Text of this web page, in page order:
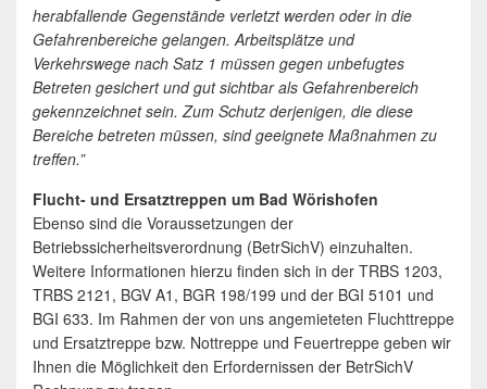
herabfallende Gegenstände verletzt werden oder in die
Gefahrenbereiche gelangen. Arbeitsplätze und
Verkehrswege nach Satz 1 müssen gegen unbefugtes
Betreten gesichert und gut sichtbar als Gefahrenbereich
gekennzeichnet sein. Zum Schutz derjenigen, die diese
Bereiche betreten müssen, sind geeignete Maßnahmen zu
treffen.”
Flucht- und Ersatztreppen um Bad Wörishofen
Ebenso sind die Voraussetzungen der
Betriebssicherheitsverordnung (BetrSichV) einzuhalten.
Weitere Informationen hierzu finden sich in der TRBS 1203,
TRBS 2121, BGV A1, BGR 198/199 und der BGI 5101 und
BGI 633. Im Rahmen der von uns angemieteten Fluchttreppe
und Ersatztreppe bzw. Nottreppe und Feuertreppe geben wir
Ihnen die Möglichkeit den Erfordernissen der BetrSichV